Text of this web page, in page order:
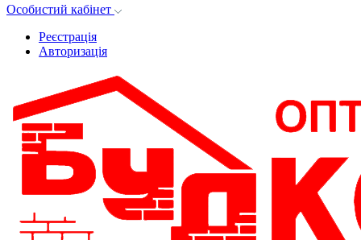
Особистий кабінет
Реєстрація
Авторизація